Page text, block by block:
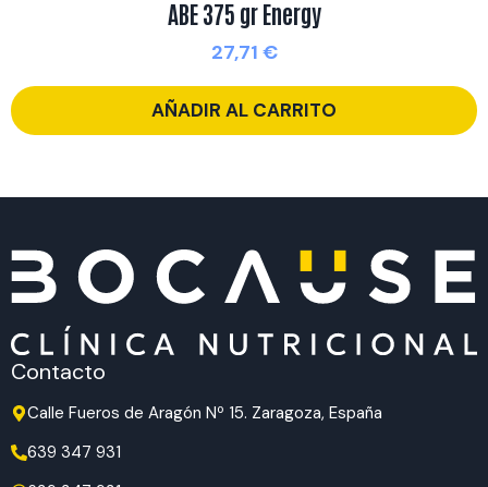
ABE 375 gr Energy
27,71 €
AÑADIR AL CARRITO
Contacto
Calle Fueros de Aragón Nº 15. Zaragoza, España
639 347 931